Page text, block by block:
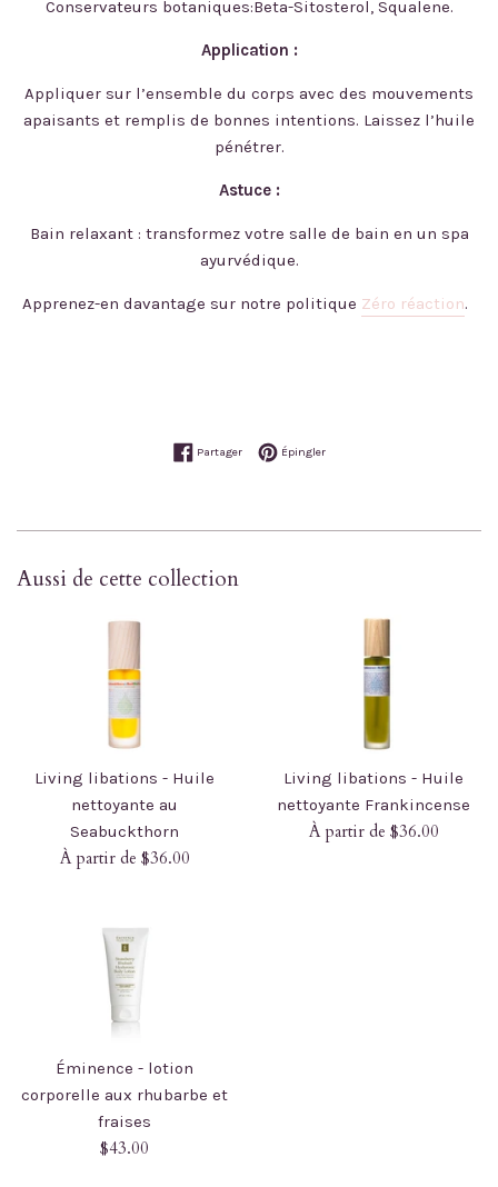
Conservateurs botaniques:Beta-Sitosterol, Squalene.
Application :
Appliquer sur l’ensemble du corps avec des mouvements
apaisants et remplis de bonnes intentions. Laissez l’huile
pénétrer.
Astuce :
Bain relaxant : transformez votre salle de bain en un spa
ayurvédique.
Apprenez-en davantage sur notre politique Zéro réaction.
PartagerPartager sur Facebook
ÉpinglerÉpingler sur Pinterest
Aussi de cette collection
Living libations - Huile
nettoyante au
Seabuckthorn
À partir de $36.00
Living libations - Huile
nettoyante Frankincense
À partir de $36.00
Éminence - lotion
corporelle aux rhubarbe et
fraises
Prix
$43.00